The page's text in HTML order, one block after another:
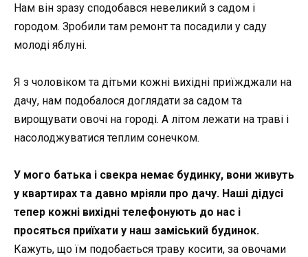
Нам він зразу сподобався невеликий з садом і
городом. Зробили там ремонт та посадили у саду
молоді яблуні.
Я з чоловіком та дітьми кожні вихідні приїжджали на
дачу, нам подобалося доглядати за садом та
вирощувати овочі на городі. А літом лежати на траві і
насолоджуватися теплим сонечком.
У мого батька і свекра немає будинку, вони живуть
у квартирах та давно мріяли про дачу. Наші дідусі
тепер кожні вихідні телефонують до нас і
просяться приїхати у наш заміський будинок.
Кажуть, що їм подобається траву косити, за овочами